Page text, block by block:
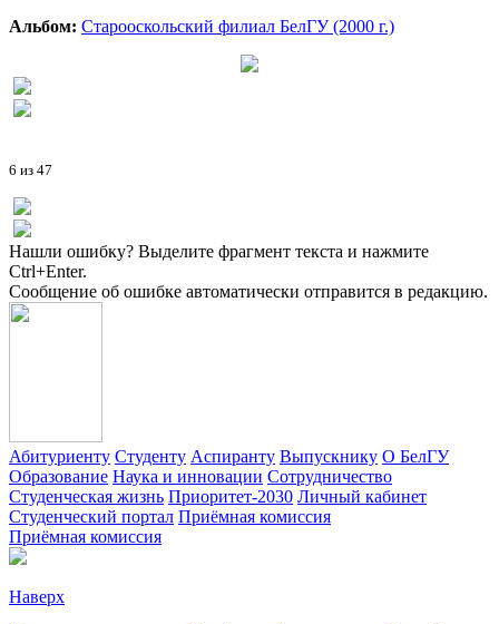
Альбом: Старооскольский филиал БелГУ (2000 г.)
6 из 47
Нашли ошибку? Выделите фрагмент текста и нажмите
Ctrl+Enter.
Сообщение об ошибке автоматически отправится в редакцию.
Абитуриенту Студенту Аспиранту Выпускнику О БелГУ
Образование Наука и инновации Сотрудничество
Студенческая жизнь Приоритет-2030 Личный кабинет
Студенческий портал Приёмная комиссия
Приёмная комиссия
Наверх